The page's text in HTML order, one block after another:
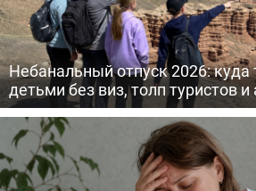
Небанальный отпуск 2026: куда
детьми без виз, толп туристов